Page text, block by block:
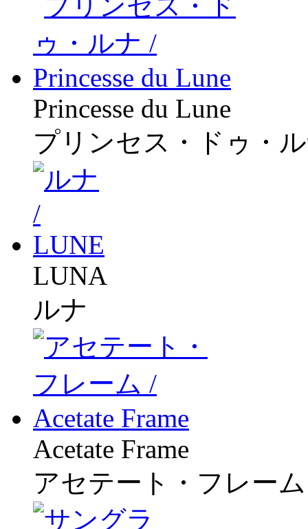
Princesse du Lune
プリンセス・ドゥ・
LUNA
ルナ
Acetate Frame
アセテート・フレーム